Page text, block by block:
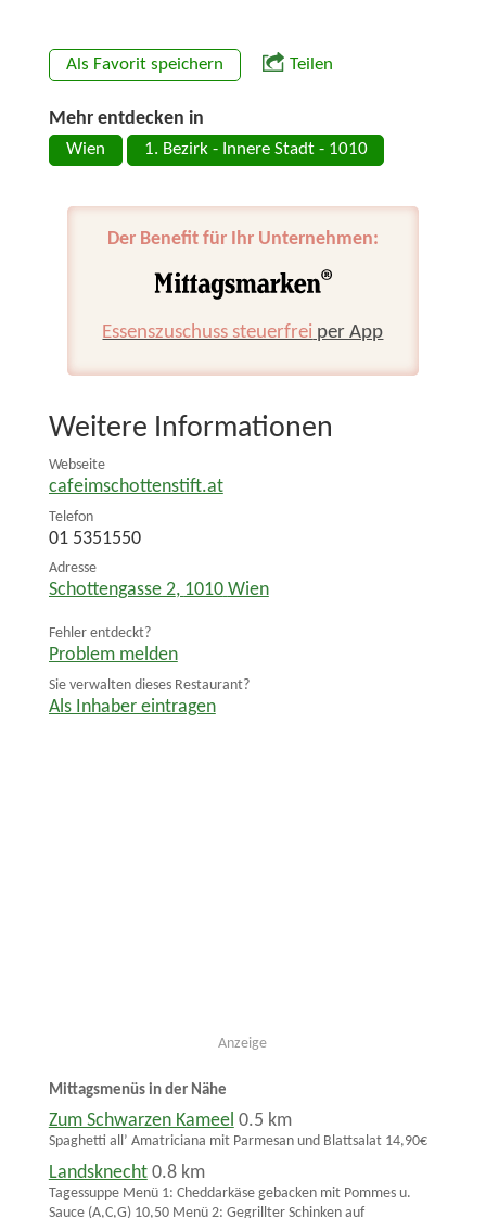
Als Favorit speichern Teilen
Mehr entdecken in
Wien 1. Bezirk - Innere Stadt - 1010
Der Benefit für Ihr Unternehmen:
Essenszuschuss steuerfrei per App
Weitere Informationen
Webseite
cafeimschottenstift.at
Telefon
01 5351550
Adresse
Schottengasse 2, 1010 Wien
Fehler entdeckt?
Problem melden
Sie verwalten dieses Restaurant?
Als Inhaber eintragen
Anzeige
Mittagsmenüs in der Nähe
Zum Schwarzen Kameel 0.5 km
Spaghetti all’ Amatriciana mit Parmesan und Blattsalat 14,90€
Landsknecht 0.8 km
Tagessuppe Menü 1: Cheddarkäse gebacken mit Pommes u.
Sauce (A,C,G) 10,50 Menü 2: Gegrillter Schinken auf